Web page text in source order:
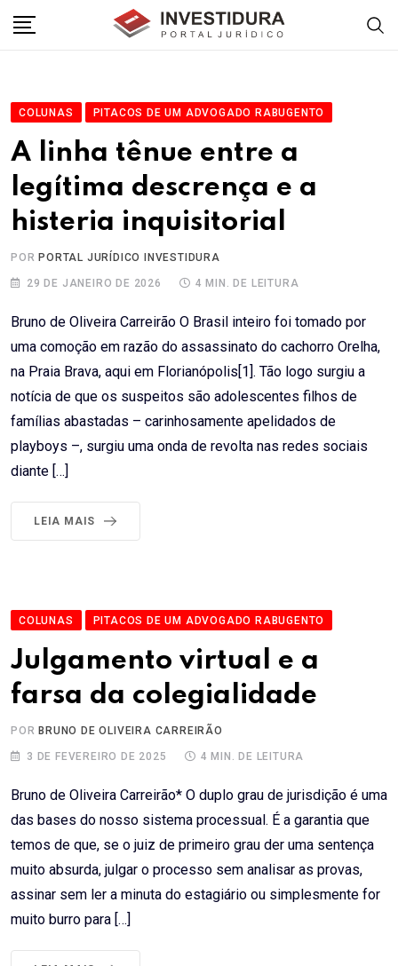
COLUNAS PITACOS DE UM ADVOGADO RABUGENTO
A linha tênue entre a
legítima descrença e a
histeria inquisitorial
POR PORTAL JURÍDICO INVESTIDURA
29 DE JANEIRO DE 2026 4 MIN. DE LEITURA
Bruno de Oliveira Carreirão O Brasil inteiro foi tomado por
uma comoção em razão do assassinato do cachorro Orelha,
na Praia Brava, aqui em Florianópolis[1]. Tão logo surgiu a
notícia de que os suspeitos são adolescentes filhos de
famílias abastadas – carinhosamente apelidados de
playboys –, surgiu uma onda de revolta nas redes sociais
diante […]
LEIA MAIS
COLUNAS PITACOS DE UM ADVOGADO RABUGENTO
Julgamento virtual e a
farsa da colegialidade
POR BRUNO DE OLIVEIRA CARREIRÃO
3 DE FEVEREIRO DE 2025 4 MIN. DE LEITURA
Bruno de Oliveira Carreirão* O duplo grau de jurisdição é uma
das bases do nosso sistema processual. É a garantia que
temos de que, se o juiz de primeiro grau der uma sentença
muito absurda, julgar o processo sem analisar as provas,
assinar sem ler a minuta do estagiário ou simplesmente for
muito burro para […]